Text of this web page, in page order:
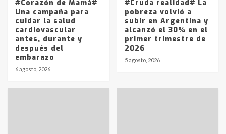
2
en T.Lauquen, Pehuajó y Carlos
Casares
Identidad de los adolescentes
pampeanos que fueron
#Corazón de Mamá#
Una campaña para
cuidar la salud
cardiovascular
antes, durante y
después del
embarazo
6 agosto, 2026
#Cruda realidad# La
pobreza volvió a
subir en Argentina y
alcanzó el 30% en el
primer trimestre de
2026
5 agosto, 2026